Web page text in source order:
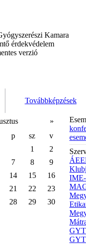
Kamara
érdekvédelem
verzió
Továbbképzések
»
p sz
v
1
2
7 8
9
14 15
16
21 22
23
28 29
30